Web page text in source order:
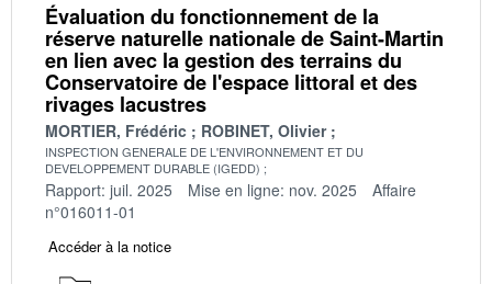
Évaluation du fonctionnement de la
réserve naturelle nationale de Saint-Martin
en lien avec la gestion des terrains du
Conservatoire de l'espace littoral et des
rivages lacustres
MORTIER, Frédéric ROBINET, Olivier
INSPECTION GENERALE DE L'ENVIRONNEMENT ET DU
DEVELOPPEMENT DURABLE (IGEDD)
Rapport: juil. 2025 Mise en ligne: nov. 2025
Affaire
n°016011-01
Accéder à la notice